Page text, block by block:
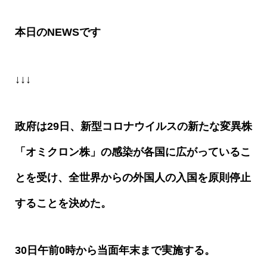
本日のNEWSです
↓↓↓
政府は29日、新型コロナウイルスの新たな変異株
「オミクロン株」の感染が各国に広がっているこ
とを受け、全世界からの外国人の入国を原則停止
することを決めた。
30日午前0時から当面年末まで実施する。